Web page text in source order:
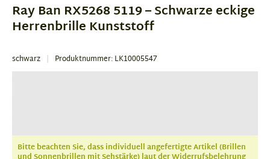
1
Ray Ban RX5268 5119 – Schwarze eckige
Herrenbrille Kunststoff
schwarz Produktnummer: LK10005547
Bitte beachten Sie, dass individuell angefertigte Artikel (Brillen